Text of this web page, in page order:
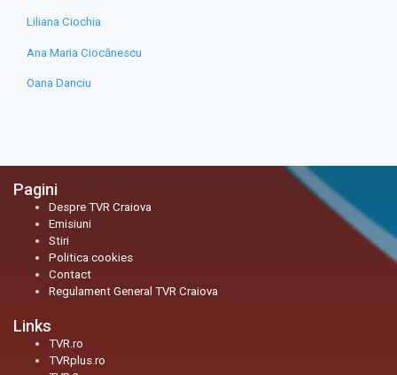
Liliana Ciochia
Ana Maria Ciocănescu
Oana Danciu
Pagini
Despre TVR Craiova
Emisiuni
Stiri
Politica cookies
Contact
Regulament General TVR Craiova
Links
TVR.ro
TVRplus.ro